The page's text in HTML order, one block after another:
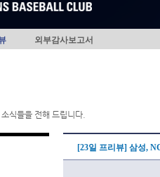
외부감사보고서
식들을 전해 드립니다.
[23일 프리뷰] 삼성,